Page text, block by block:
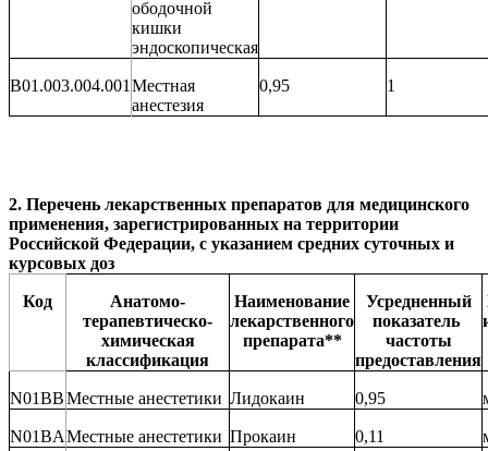
ободочной
кишки
эндоскопическая
B01 .003.004.001 Местная
анестезия
0,95 1
2. Перечень лекарственных препаратов для медицинского
применения, зарегистрированных на территории
Российской Федерации, с указанием средних суточных и
курсовых доз
Код
Анатомо-
терапевтическо-
химическая
классификация
Наименование
лекарственного
препарата**
Усредненный
показатель
частоты
предоставления
N01ВВМестные анестетики Лидокаин 0,95
N01BAМестные анестетики Прокаин 0,11